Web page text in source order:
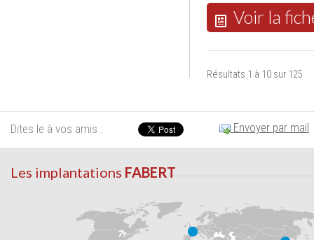
Voir la
Résultats 1 à 10 sur 125
Dites le à vos amis : Envoyer par mail
Les implantations FABERT